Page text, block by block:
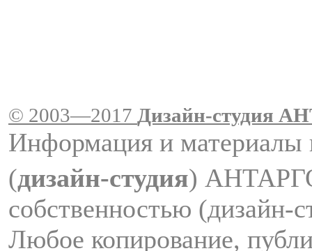
© 2003—2017 Дизайн-студия
Информация и материалы
(дизайн-студия)
собственностью
Любое копирование,